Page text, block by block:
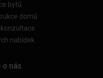
bytů
domů
nabídek
nás